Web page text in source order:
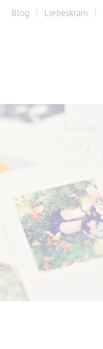
Blog Liebeskram